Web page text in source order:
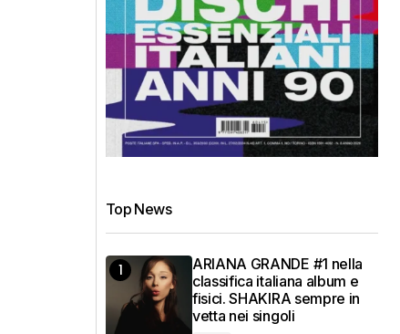
Top News
ARIANA GRANDE #1 nella
classifica italiana album e
fisici. SHAKIRA sempre in
vetta nei singoli